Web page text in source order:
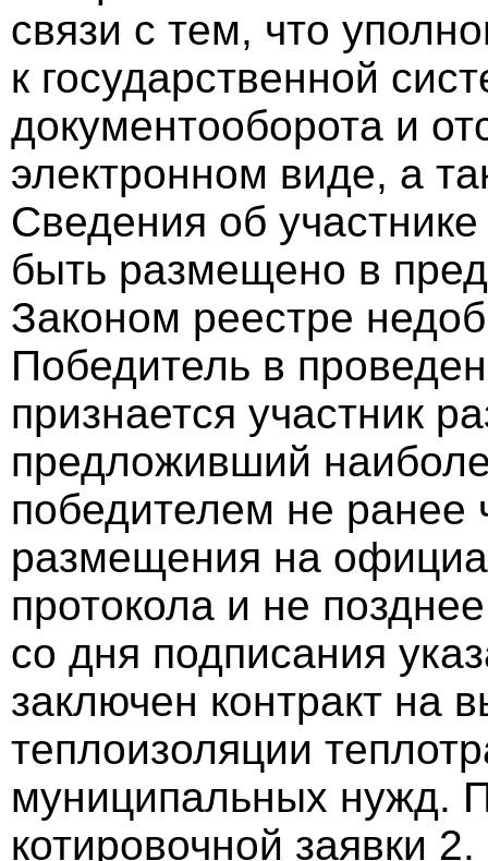
связи с тем, что
к государственной
документооборота и
электронном виде, а
Сведения об
быть размещено в
Законом реестре
Победитель в
признается участник
предложивший
победителем не ранее
размещения на
протокола и не
со дня подписания
заключен контракт на
теплоизоляции
муниципальных нужд.
котировочной заявки